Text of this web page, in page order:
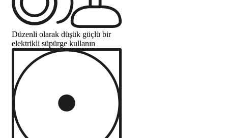
Düzenli olarak düşük güçlü bir
elektrikli süpürge kullanın